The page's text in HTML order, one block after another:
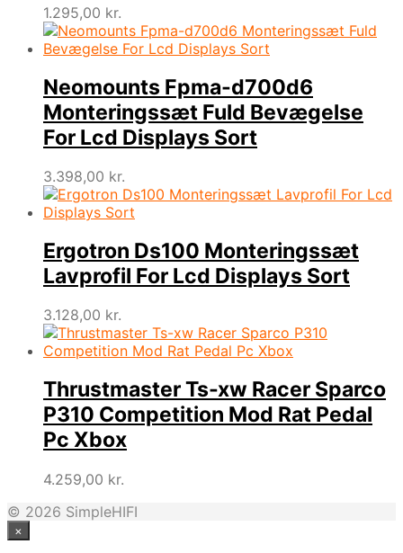
1.295,00 kr.
Neomounts Fpma-d700d6
Monteringssæt Fuld Bevægelse
For Lcd Displays Sort
3.398,00 kr.
Ergotron Ds100 Monteringssæt
Lavprofil For Lcd Displays Sort
3.128,00 kr.
Thrustmaster Ts-xw Racer Sparco
P310 Competition Mod Rat Pedal
Pc Xbox
4.259,00 kr.
© 2026 SimpleHIFI
×